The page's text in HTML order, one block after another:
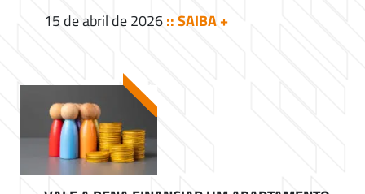
15 de abril de 2026:: SAIBA +